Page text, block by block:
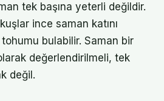
tek başına yeterli değildir.
ince saman katını
bulabilir. Saman bir
değerlendirilmeli, tek
değil.